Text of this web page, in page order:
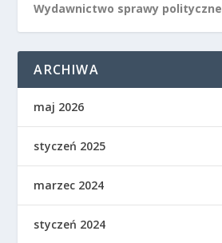
Wydawnictwo sprawy polityczne
ARCHIWA
maj 2026
styczeń 2025
marzec 2024
styczeń 2024